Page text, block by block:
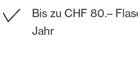
Bis zu CHF 80.–
Jahr